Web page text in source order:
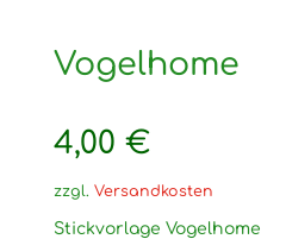
Vogelhome
4,00 €
zzgl. Versandkosten
Stickvorlage Vogelhome